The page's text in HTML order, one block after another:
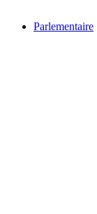
Parlementaire